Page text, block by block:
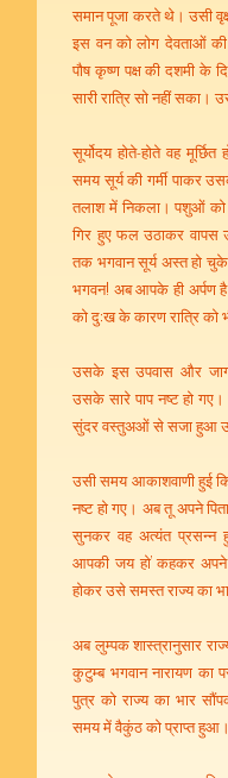
समान पूजा करते थे। उसी
इस वन को लोग देवताओं
पौष कृष्ण पक्ष की दशमी के
सारी रात्रि सो नहीं
सूर्योदय होते-होते वह
समय सूर्य की गर्मी पाकर
तलाश में निकला। पशुओं को
गिर हुए फल उठाकर
तक भगवान सूर्य अस्त हो
भगवन! अब आपके ही अर्पण
को दु:ख के कारण रात्रि को
उसके इस उपवास और
उसके सारे पाप नष्ट हो
सुंदर वस्तुअओं से सजा हुआ
उसी समय आकाशवाणी हुई
नष्ट हो गए। अब तू अपने
सुनकर वह अत्यंत प्रसन्न
आपकी जय हो’ कहकर
होकर उसे समस्त राज्य का
अब लुम्पक शास्त्रानुसार
कुटुम्ब भगवान नारायण का
पुत्र को राज्य का भार
समय में वैकुंठ को प्राप्त हुआ।